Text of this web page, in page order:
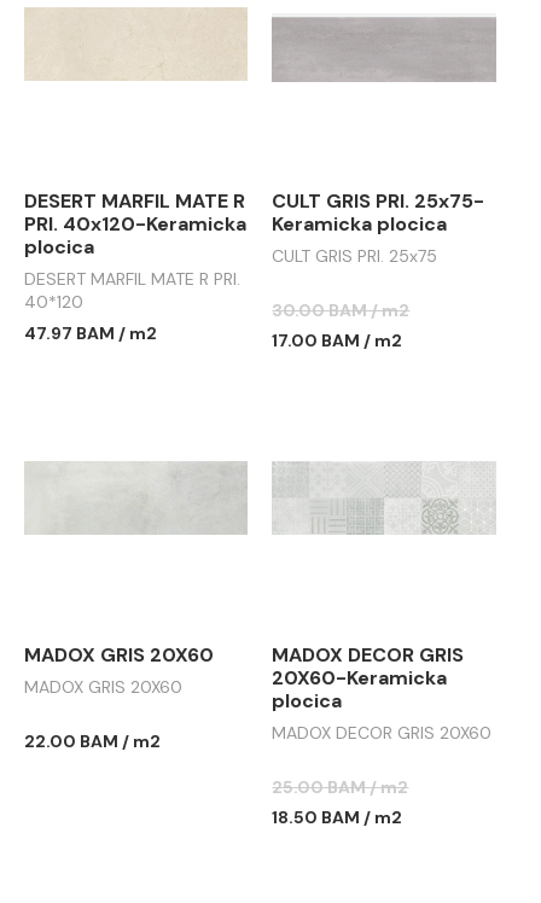
DESERT MARFIL MATE R
PRI. 40x120-Keramicka
plocica
DESERT MARFIL MATE R PRI.
40*120
47.97 BAM / m2
CULT GRIS PRI. 25x75-
Keramicka plocica
CULT GRIS PRI. 25x75
30.00 BAM / m2
17.00 BAM / m2
MADOX GRIS 20X60
MADOX GRIS 20X60
22.00 BAM / m2
MADOX DECOR GRIS
20X60-Keramicka
plocica
MADOX DECOR GRIS 20X60
25.00 BAM / m2
18.50 BAM / m2